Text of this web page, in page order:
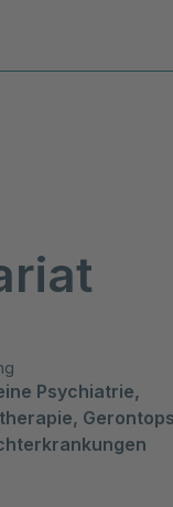
Psychiatrie,